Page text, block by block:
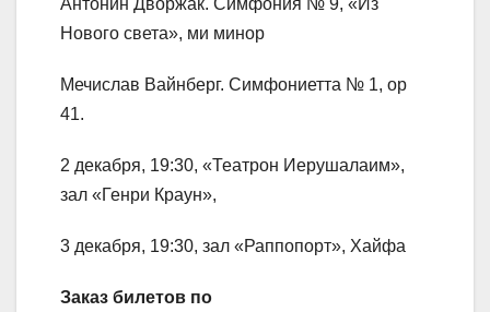
Антонин Дворжак. Симфония № 9, «Из
Нового света», ми минор
Мечислав Вайнберг. Симфониетта № 1, op
41.
2 декабря, 19:30, «Театрон Иерушалаим»,
зал «Генри Краун»,
3 декабря, 19:30, зал «Раппопорт», Хайфа
Заказ билетов по